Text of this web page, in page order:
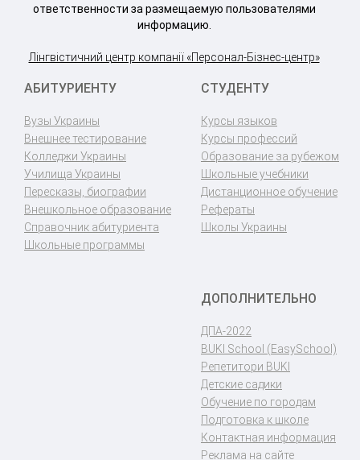
ответственности за размещаемую пользователями
информацию.
Лінгвістичний центр компанії «Персонал-Бізнес-центр»
АБИТУРИЕНТУ
Вузы Украины
Внешнее тестирование
Колледжи Украины
Училища Украины
Пересказы, биографии
Внешкольное образование
Справочник абитуриента
Школьные программы
СТУДЕНТУ
Курсы языков
Курсы профессий
Образование за рубежом
Школьные учебники
Дистанционное обучение
Рефераты
Школы Украины
ДОПОЛНИТЕЛЬНО
ДПА-2022
BUKI School (EasySchool)
Репетитори BUKI
Детские садики
Обучение по городам
Подготовка к школе
Контактная информация
Реклама на сайте